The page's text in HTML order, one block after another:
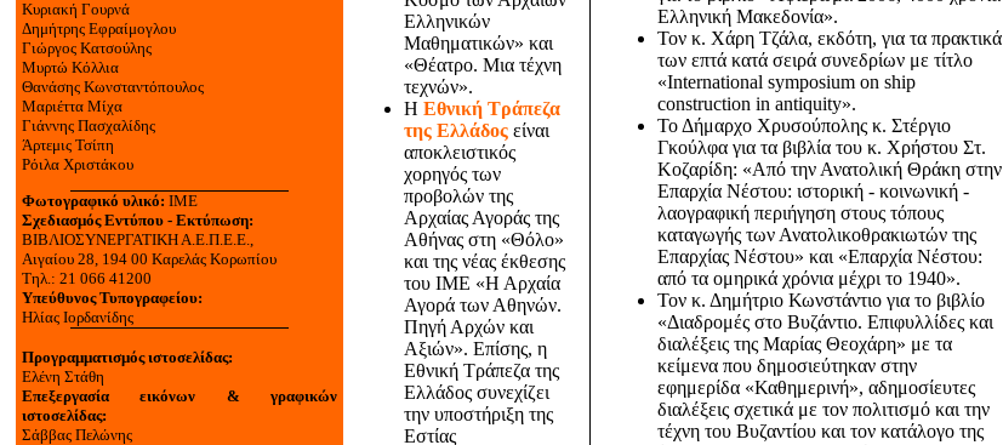
Κυριακή Γουρνά
Δημήτρης Eφραίμογλου
Γιώργος Kατσούλης
Μυρτώ Κόλλια
Θανάσης Kωνσταντόπουλος
Μαριέττα Μίχα
Γιάννης Πασχαλίδης
Άρτεμις Τσίπη
Ρόιλα Χριστάκου
Φωτογραφικό υλικό: ΙΜΕ
Σχεδιασμός Εντύπου - Εκτύπωση:
ΒΙΒΛΙΟΣΥΝΕΡΓΑΤΙΚΗ Α.Ε.Π.Ε.Ε.,
Αιγαίου 28, 194 00 Καρελάς Κορωπίου
Τηλ.: 21 066 41200
Υπεύθυνος Τυπογραφείου:
Ηλίας Ιορδανίδης
Προγραμματισμός ιστοσελίδας:
Ελένη Στάθη
Επεξεργασία εικόνων & γραφικών
ιστοσελίδας:
Σάββας Πελώνης
Ελληνικών
Μαθηματικών» και
«Θέατρο. Μια τέχνη
τεχνών».
Η Εθνική Τράπεζα
της Ελλάδος είναι
αποκλειστικός
χορηγός των
προβολών της
Αρχαίας Αγοράς της
Αθήνας στη «Θόλο»
και της νέας έκθεσης
του ΙΜΕ «Η Αρχαία
Αγορά των Αθηνών.
Πηγή Αρχών και
Αξιών». Επίσης, η
Εθνική Τράπεζα της
Ελλάδος συνεχίζει
την υποστήριξη της
Εστίας
Ελληνική Μακεδονία».
Τον κ. Χάρη Τζάλα, εκδότη, για τα πρακτικά
των επτά κατά σειρά συνεδρίων με τίτλο
«International symposium on ship
construction in antiquity».
Το Δήμαρχο Χρυσούπολης κ. Στέργιο
Γκούλφα για τα βιβλία του κ. Χρήστου Στ.
Κοζαρίδη: «Από την Ανατολική Θράκη στην
Επαρχία Νέστου: ιστορική - κοινωνική -
λαογραφική περιήγηση στους τόπους
καταγωγής των Ανατολικοθρακιωτών της
Επαρχίας Νέστου» και «Επαρχία Νέστου:
από τα ομηρικά χρόνια μέχρι το 1940».
Τον κ. Δημήτριο Κωνστάντιο για το βιβλίο
«Διαδρομές στο Βυζάντιο. Επιφυλλίδες και
διαλέξεις της Μαρίας Θεοχάρη» με τα
κείμενα που δημοσιεύτηκαν στην
εφημερίδα «Καθημερινή», αδημοσίευτες
διαλέξεις σχετικά με τον πολιτισμό και την
τέχνη του Βυζαντίου και τον κατάλογο της